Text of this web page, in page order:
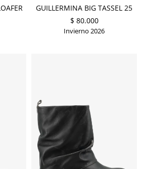
GUILLERMINA BIG TASSEL 25
$ 80.000
Invierno 2026